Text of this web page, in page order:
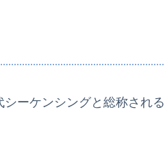
ーケンシングと総称される